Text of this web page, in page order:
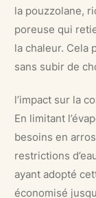
la pouzzolane,
poreuse qui
la chaleur. Cela
sans subir de
l’impact sur la
En limitant
besoins en
restrictions
ayant adopté
économisé